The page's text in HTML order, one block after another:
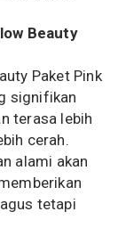
Beauty
Paket Pink
signifikan
terasa lebih
cerah.
alami akan
tetapi